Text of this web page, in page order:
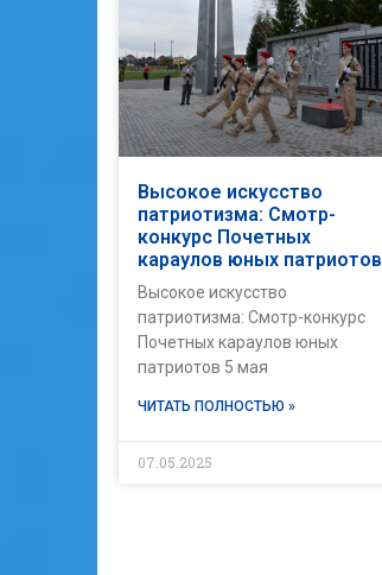
Высокое искусство
патриотизма: Смотр-
конкурс Почетных
караулов юных патриотов
Высокое искусство
патриотизма: Смотр-конкурс
Почетных караулов юных
патриотов 5 мая
ЧИТАТЬ ПОЛНОСТЬЮ »
07.05.2025